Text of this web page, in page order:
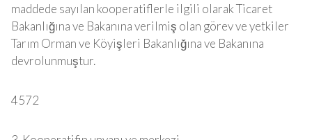
maddede sayılan kooperatiflerle ilgili olarak Ticaret
Bakanlığına ve Bakanına verilmiş olan görev ve yetkiler
Tarım Orman ve Köyişleri Bakanlığına ve Bakanına
devrolunmuştur.
4572